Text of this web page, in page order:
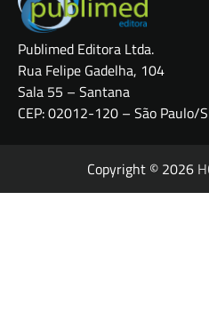
Publimed Editora Ltda.
Rua Felipe Gadelha, 104
Sala 55 – Santana
CEP: 02012-120 – São Paulo/
Copyright © 2026